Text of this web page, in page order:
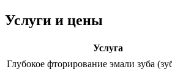
Услуги и цены
Услуга
Глубокое фторирование эмали зуба